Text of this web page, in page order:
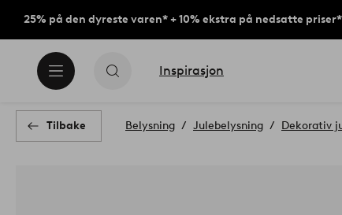
25% på den dyreste varen* + 10% ekstra på nedsatte
Inspirasjon
Tilbake Belysning Julebelysning Dekorativ